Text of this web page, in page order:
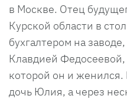
в Москве. Отец
Курской области в
бухгалтером на
Клавдией
которой он и женился.
дочь Юлия, а через